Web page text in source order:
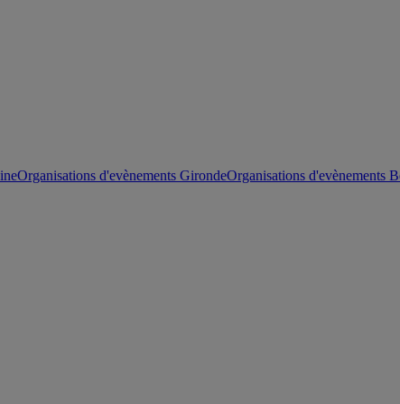
Organisations d'evènements GirondeOrganisations d'evènements